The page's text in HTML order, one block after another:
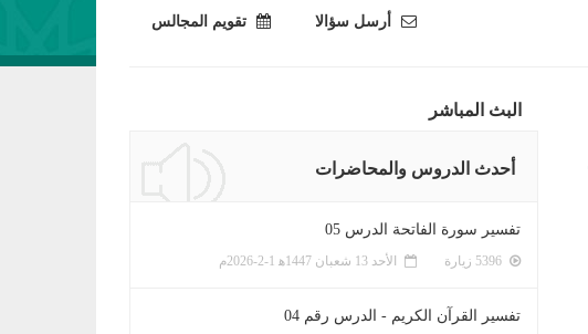
أرسل سؤالا تقويم المجالس
البث المباشر
أحدث الدروس والمحاضرات
تفسير سورة الفاتحة الدرس 05
الأحد 13 شعبان 1447ﻫ 1-2-2026م
تفسير القرآن الكريم - الدرس رقم 04